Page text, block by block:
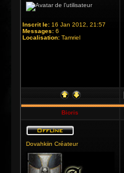
Inscrit le: 16 Jan 2012, 21:57
Messages: 6
Localisation: Tamriel
Bioris
Dovahkiin Créateur